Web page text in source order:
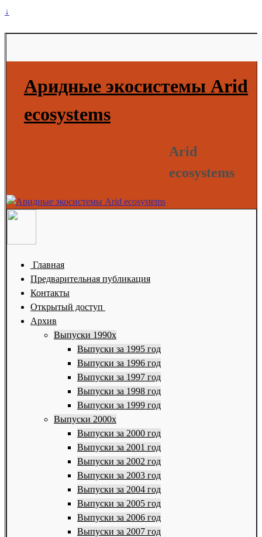
↓
Аридные экосистемы Arid
ecosystems
Arid
ecosystems
Главная
Предварительная публикация
Контакты
Открытый доступ
Архив
Выпуски 1990х
Выпуски за 1995 год
Выпуски за 1996 год
Выпуски за 1997 год
Выпуски за 1998 год
Выпуски за 1999 год
Выпуски 2000х
Выпуски за 2000 год
Выпуски за 2001 год
Выпуски за 2002 год
Выпуски за 2003 год
Выпуски за 2004 год
Выпуски за 2005 год
Выпуски за 2006 год
Выпуски за 2007 год